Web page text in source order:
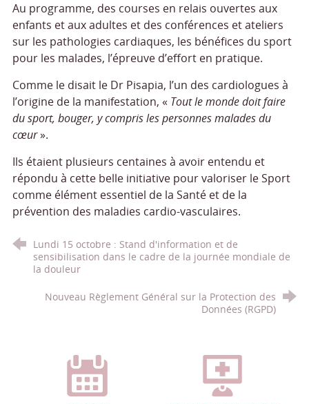
Au programme, des courses en relais ouvertes aux
enfants et aux adultes et des conférences et ateliers
sur les pathologies cardiaques, les bénéfices du sport
pour les malades, l’épreuve d’effort en pratique.
Comme le disait le Dr Pisapia, l’un des cardiologues à
l’origine de la manifestation, « Tout le monde doit faire
du sport, bouger, y compris les personnes malades du
cœur».
Ils étaient plusieurs centaines à avoir entendu et
répondu à cette belle initiative pour valoriser le Sport
comme élément essentiel de la Santé et de la
prévention des maladies cardio-vasculaires.
Lundi 15 octobre : Stand d'information et de
sensibilisation dans le cadre de la journée mondiale de
la douleur
Nouveau Règlement Général sur la Protection des
Données (RGPD)